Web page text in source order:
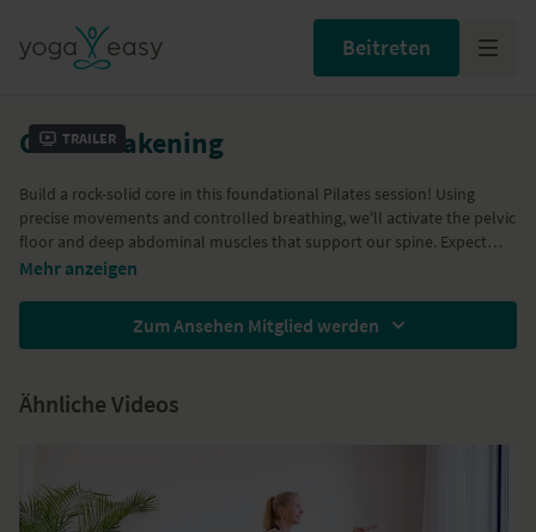
Beitreten
Trailer
Core awakening
Build a rock-solid core in this foundational Pilates session! Using
precise movements and controlled breathing, we'll activate the pelvic
floor and deep abdominal muscles that support our spine. Expect
exercises like Toe Taps and Bird Dog, designed to create a stable
variations offered throughout.
Optional prop: thin yoga block to rest your head when lying on your
Mehr anzeigen
Zum Ansehen Mitglied werden
Ähnliche Videos